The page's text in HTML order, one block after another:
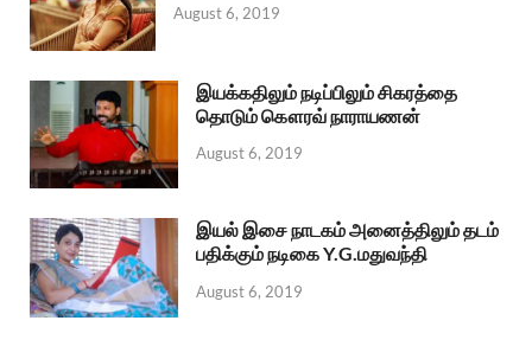
August 6, 2019
இயக்கதிலும் நடிப்பிலும் சிகரத்தை
தொடும் கௌரவ் நாராயணன்
August 6, 2019
இயல் இசை நாடகம் அனைத்திலும் தடம்
பதிக்கும் நடிகை Y.G.மதுவந்தி
August 6, 2019